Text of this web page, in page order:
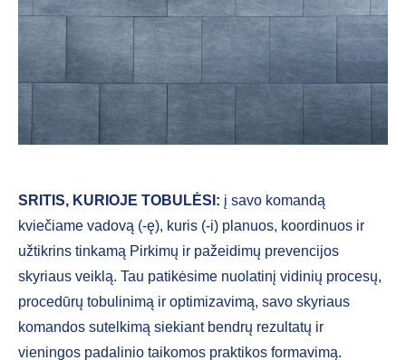
SRITIS, KURIOJE TOBULĖSI: į savo komandą
kviečiame vadovą (-ę), kuris (-i) planuos, koordinuos ir
užtikrins tinkamą Pirkimų ir pažeidimų prevencijos
skyriaus veiklą. Tau patikėsime nuolatinį vidinių procesų,
procedūrų tobulinimą ir optimizavimą, savo skyriaus
komandos sutelkimą siekiant bendrų rezultatų ir
vieningos padalinio taikomos praktikos formavimą.